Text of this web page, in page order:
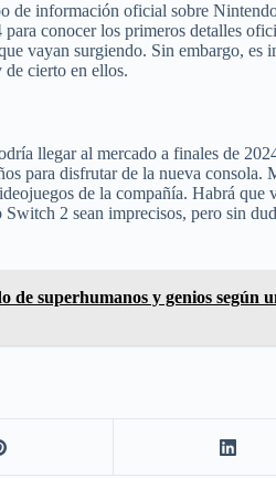
de información oficial sobre
conocer los primeros detalles
vayan surgiendo. Sin embargo, es
de cierto en ellos.
llegar al mercado a finales de
para disfrutar de la nueva consola.
de la compañía. Habrá que
2 sean imprecisos, pero sin
superhumanos y genios según